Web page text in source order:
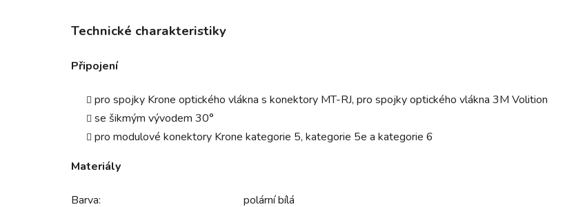
Technické charakteristiky
Připojení
pro spojky Krone optického vlákna s konektory MT-RJ, pro spojky optického vlákna 3M Volition
se šikmým vývodem 30°
pro modulové konektory Krone kategorie 5, kategorie 5e a kategorie 6
Materiály
Barva:
polární bílá